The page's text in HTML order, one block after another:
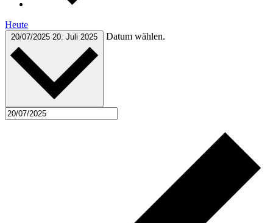
Heute
20/07/2025 20. Juli 2025 Datum wählen.